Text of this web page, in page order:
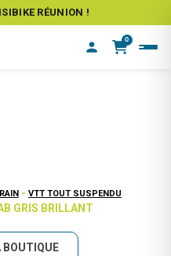
RÉUNION !
0
- VTT TOUT SUSPENDU
GRIS BRILLANT
BOUTIQUE